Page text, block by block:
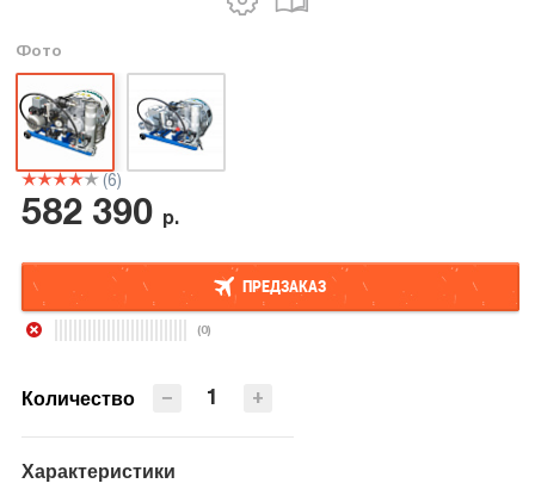
Фото
(6)
582 390 р.
ПРЕДЗАКАЗ
(0)
Количество +
−
Характеристики